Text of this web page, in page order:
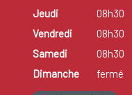
Jeudi
08h30
Vendredi
08h30
Samedi
08h30
Dimanche
fermé